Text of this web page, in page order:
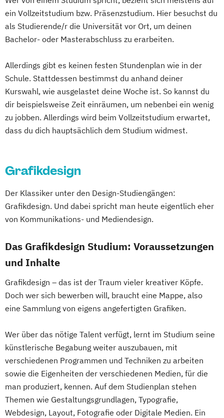
Musik (Kombinatorischer Bachelor)
ein Vollzeitstudium bzw. Präsenzstudium. Hier besuchst du
als Studierende/r die Universität vor Ort, um deinen
Bachelor- oder Masterabschluss zu erarbeiten.
Allerdings gibt es keinen festen Stundenplan wie in der
Schule. Stattdessen bestimmst du anhand deiner
Kurswahl, wie ausgelastet deine Woche ist. So kannst du
dir beispielsweise Zeit einräumen, um nebenbei ein wenig
zu jobben. Allerdings wird beim Vollzeitstudium erwartet,
dass du dich hauptsächlich dem Studium widmest.
Grafikdesign
Der Klassiker unter den Design-Studiengängen:
Grafikdesign. Und dabei spricht man heute eigentlich eher
von Kommunikations- und Mediendesign.
Das Grafikdesign Studium: Voraussetzungen
und Inhalte
Grafikdesign – das ist der Traum vieler kreativer Köpfe.
Doch wer sich bewerben will, braucht eine Mappe, also
eine Sammlung von eigens angefertigten Grafiken.
Wer über das nötige Talent verfügt, lernt im Studium seine
künstlerische Begabung weiter auszubauen, mit
verschiedenen Programmen und Techniken zu arbeiten
sowie die Eigenheiten der verschiedenen Medien, für die
man produziert, kennen. Auf dem Studienplan stehen
Themen wie Gestaltungsgrundlagen, Typografie,
Webdesign, Layout, Fotografie oder Digitale Medien. Ein